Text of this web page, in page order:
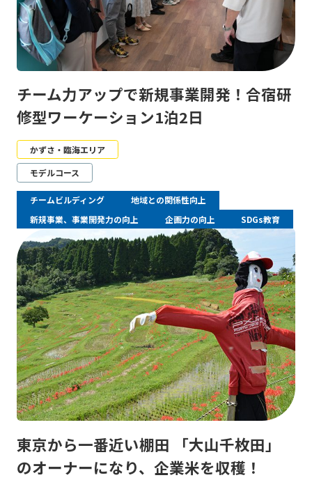
チーム力アップで新規事業開発！合宿研
修型ワーケーション1泊2日
かずさ・臨海エリア
モデルコース
チームビルディング
地域との関係性向上
新規事業、事業開発力の向上
企画力の向上 SDGs教育
東京から一番近い棚田 「大山千枚田」
のオーナーになり、企業米を収穫！